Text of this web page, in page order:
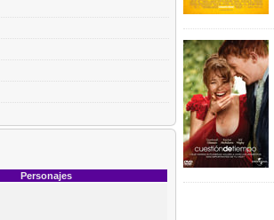
Personajes